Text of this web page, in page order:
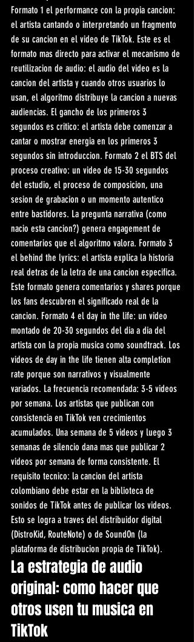
Formato 1 el performance con la propia cancion:
el artista cantando o interpretando un fragmento
de su cancion en el video de TikTok. Este es el
formato mas directo para activar el mecanismo de
reutilizacion de audio: el audio del video es la
cancion del artista y cuando otros usuarios lo
usan, el algoritmo distribuye la cancion a nuevas
audiencias. El gancho de los primeros 3
segundos es critico: el artista debe comenzar a
cantar o mostrar energia en los primeros 3
segundos sin introduccion. Formato 2 el BTS del
proceso creativo: un video de 15-30 segundos
del estudio, el proceso de composicion, una
sesion de grabacion o un momento autentico
entre bastidores. La pregunta narrativa (como
nacio esta cancion?) genera engagement de
comentarios que el algoritmo valora. Formato 3
el behind the lyrics: el artista explica la historia
real detras de la letra de una cancion especifica.
Este formato genera comentarios y shares porque
los fans descubren el significado real de la
cancion. Formato 4 el day in the life: un video
montado de 20-30 segundos del dia a dia del
artista con la propia musica como soundtrack. Los
videos de day in the life tienen alta completion
rate porque son narrativos y visualmente
variados. La frecuencia recomendada: 3-5 videos
por semana. Los artistas que publican con
consistencia en TikTok ven crecimientos
acumulados. Una semana de 5 videos y luego 3
semanas de silencio dana mas que publicar 2
videos por semana de forma consistente. El
requisito tecnico: la cancion del artista
colombiano debe estar en la biblioteca de
sonidos de TikTok antes de publicar los videos.
Esto se logra a traves del distribuidor digital
(DistroKid, RouteNote) o de SoundOn (la
plataforma de distribucion propia de TikTok).
La estrategia de audio
original: como hacer que
otros usen tu musica en
TikTok